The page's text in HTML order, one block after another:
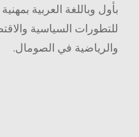
بأول وباللغة العربية
للتطورات السياسية
والرياضية في الصومال.